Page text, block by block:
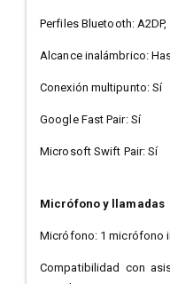
Perfiles Bluetooth: A2DP,
Alcance inalámbrico:
Conexión multipunto: Sí
Google Fast Pair: Sí
Microsoft Swift Pair: Sí
Micrófono y llamadas
Micrófono: 1 micrófono
Compatibilidad con